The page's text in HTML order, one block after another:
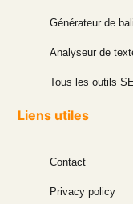
Générateur de
Analyseur de
Tous les outils
Liens utiles
Contact
Privacy policy